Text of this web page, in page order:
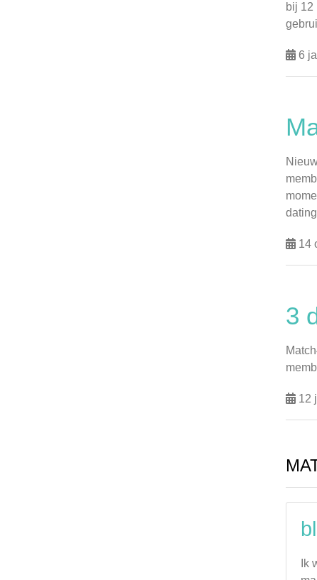
bij 12
6
14
3
12
Ik